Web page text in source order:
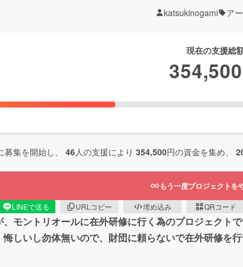
katsukinogami ア
現在の支援総
354,500
募集を開始し、 46人の支援により 354,500円の資金を集め、
もう一度プロジェクトを
LINEで送る URLコピー 埋め込み QRコード
モントリオールに在外研修に行く為のプロジェクト
しいし勿体無いので、財団に頼らないで在外研修を